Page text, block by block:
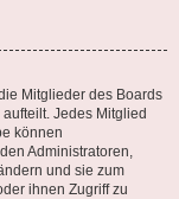
Mitglieder des Boards
Jedes Mitglied
können
Administratoren,
und sie zum
ihnen Zugriff zu